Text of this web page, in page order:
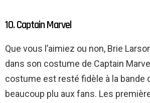
10. Captain Marvel
Que vous l’aimiez ou non, Brie
dans son costume de Captain
costume est resté fidèle à la bande
beaucoup plu aux fans. Les